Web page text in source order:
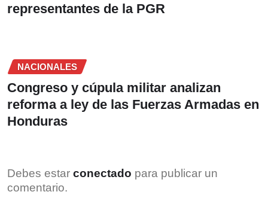
representantes de la PGR
NACIONALES
Congreso y cúpula militar analizan
reforma a ley de las Fuerzas Armadas en
Honduras
Debes estar conectado para publicar un
comentario.